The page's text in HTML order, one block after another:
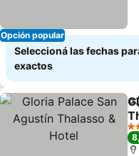
Opción popular
Seleccioná las fechas
exactos
4